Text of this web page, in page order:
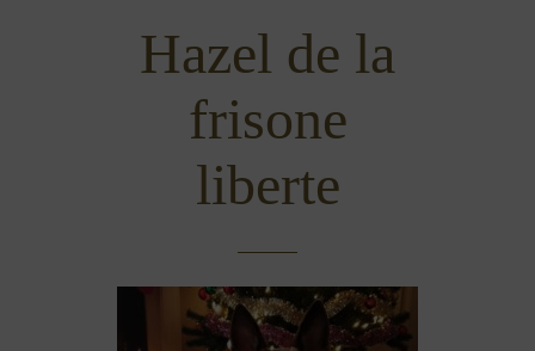
Hazel de la
frisone
liberte